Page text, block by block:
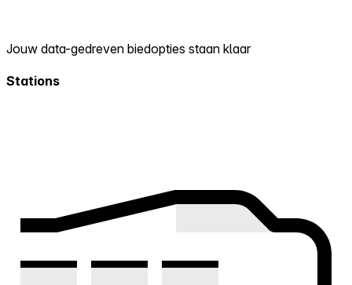
Jouw data-gedreven biedopties staan klaar
Stations